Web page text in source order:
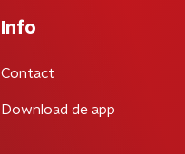
Info
Contact
Download de app